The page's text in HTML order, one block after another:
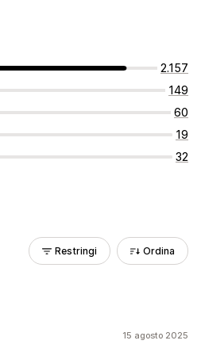
2.157
149
60
19
32
Restringi Ordina
15 agosto 2025